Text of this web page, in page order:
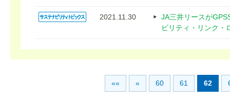
2021.11.30
JA三井リースが
ビリティ・リンク・
«« « 60 61 62